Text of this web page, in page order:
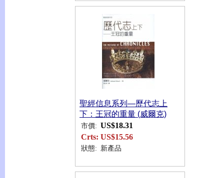
聖經信息系列—歷代志上
下：王冠的重量 (威爾克)
市價: US$18.31
Crts: US$15.56
狀態: 新產品